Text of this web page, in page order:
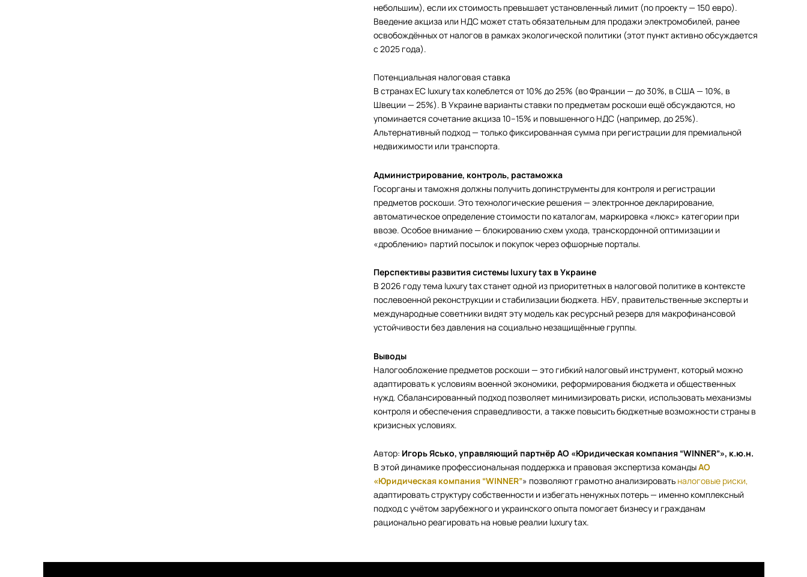
небольшим), если их стоимость превышает установленный лимит (по проекту — 150 евро).
Введение акциза или НДС может стать обязательным для продажи электромобилей, ранее
освобождённых от налогов в рамках экологической политики (этот пункт активно обсуждается
с 2025 года).
Потенциальная налоговая ставка
В странах ЕС luxury tax колеблется от 10% до 25% (во Франции — до 30%, в США — 10%, в
Швеции — 25%). В Украине варианты ставки по предметам роскоши ещё обсуждаются, но
упоминается сочетание акциза 10–15% и повышенного НДС (например, до 25%).
Альтернативный подход — только фиксированная сумма при регистрации для премиальной
недвижимости или транспорта.
Администрирование, контроль, растаможка
Госорганы и таможня должны получить допинструменты для контроля и регистрации
предметов роскоши. Это технологические решения — электронное декларирование,
автоматическое определение стоимости по каталогам, маркировка «люкс» категории при
ввозе. Особое внимание — блокированию схем ухода, транскордонной оптимизации и
«дроблению» партий посылок и покупок через офшорные порталы.
Перспективы развития системы luxury tax в Украине
В 2026 году тема luxury tax станет одной из приоритетных в налоговой политике в контексте
послевоенной реконструкции и стабилизации бюджета. НБУ, правительственные эксперты и
международные советники видят эту модель как ресурсный резерв для макрофинансовой
устойчивости без давления на социально незащищённые группы.
Выводы
Налогообложение предметов роскоши — это гибкий налоговый инструмент, который можно
адаптировать к условиям военной экономики, реформирования бюджета и общественных
нужд. Сбалансированный подход позволяет минимизировать риски, использовать механизмы
контроля и обеспечения справедливости, а также повысить бюджетные возможности страны в
кризисных условиях.
Автор: Игорь Ясько, управляющий партнёр АО «Юридическая компания “WINNER”», к.ю.н.
В этой динамике профессиональная поддержка и правовая экспертиза командыАО
«Юридическая компания “WINNER”» позволяют грамотно анализировать налоговые риски,
адаптировать структуру собственности и избегать ненужных потерь — именно комплексный
подход с учётом зарубежного и украинского опыта помогает бизнесу и гражданам
рационально реагировать на новые реалии luxury tax.